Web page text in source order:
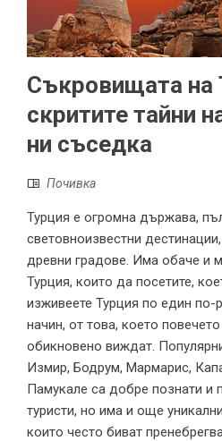
Съкровищата на
скритите тайни
ни съседка
Почивка
Турция е огромна държава,
световноизвестни
древни градове. Има обаче и
Турция, които да посетите,
изживеете Турция по един по-
начин, от това, което
обикновено виждат.
Измир, Бодрум, Мармарис,
Памукале са добре познати и
туристи, но има и още
които често биват